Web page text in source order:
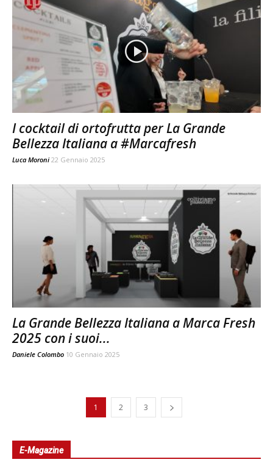
I cocktail di ortofrutta per La Grande
Bellezza Italiana a #Marcafresh
Luca Moroni 22 Gennaio 2025
La Grande Bellezza Italiana a Marca Fresh
2025 con i suoi...
Daniele Colombo 10 Gennaio 2025
1 2 3
E-Magazine